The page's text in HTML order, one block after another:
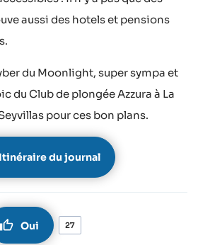
aussi des hotels et pensions
du Moonlight, super sympa et
du Club de plongée Azzura à La
pour ces bon plans.
Itinéraire du journal
Oui 27